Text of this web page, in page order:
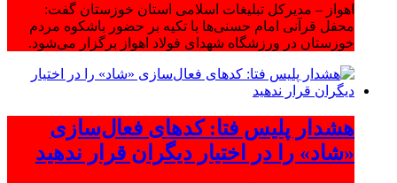
اهواز – مدیرکل تبلیغات اسلامی استان خوزستان گفت:
محفل قرآنی امام حسنی‌ها با تکیه بر حضور باشکوه مردم
خوزستان در ورزشگاه شهدای فولاد اهواز برگزار می‌شود.
هشدار پلیس فتا: کدهای فعال‌سازی
«شاد» را در اختیار دیگران قرار ندهید